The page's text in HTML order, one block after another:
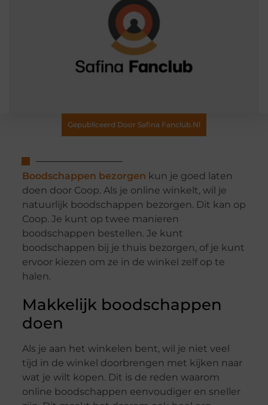
Gepubliceerd Door Safina Fanclub.nl
Boodschappen bezorgen kun je goed laten
doen door Coop. Als je online winkelt, wil je
natuurlijk boodschappen bezorgen. Dit kan op
Coop. Je kunt op twee manieren
boodschappen bestellen. Je kunt
boodschappen bij je thuis bezorgen, of je kunt
ervoor kiezen om ze in de winkel zelf op te
halen.
Makkelijk boodschappen
doen
Als je aan het winkelen bent, wil je niet veel
tijd in de winkel doorbrengen met kijken naar
wat je wilt kopen. Dit is de reden waarom
online boodschappen eenvoudiger en sneller